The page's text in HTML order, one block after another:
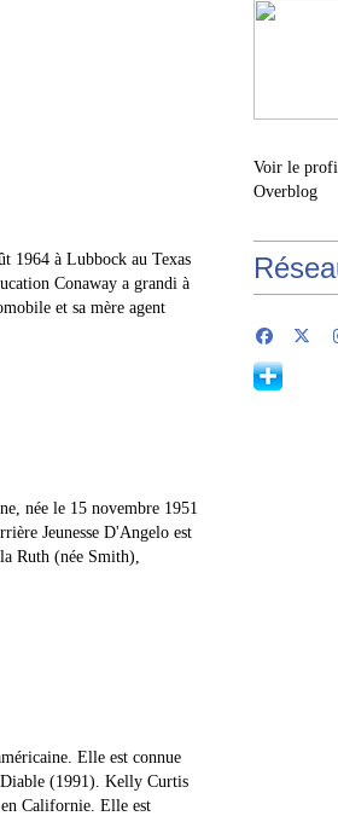
1964 à Lubbock au Texas
Conaway a grandi à
et sa mère agent
née le 15 novembre 1951
Jeunesse D'Angelo est
Ruth (née Smith),
Elle est connue
(1991). Kelly Curtis
en Californie. Elle est
Voir le
Overblog